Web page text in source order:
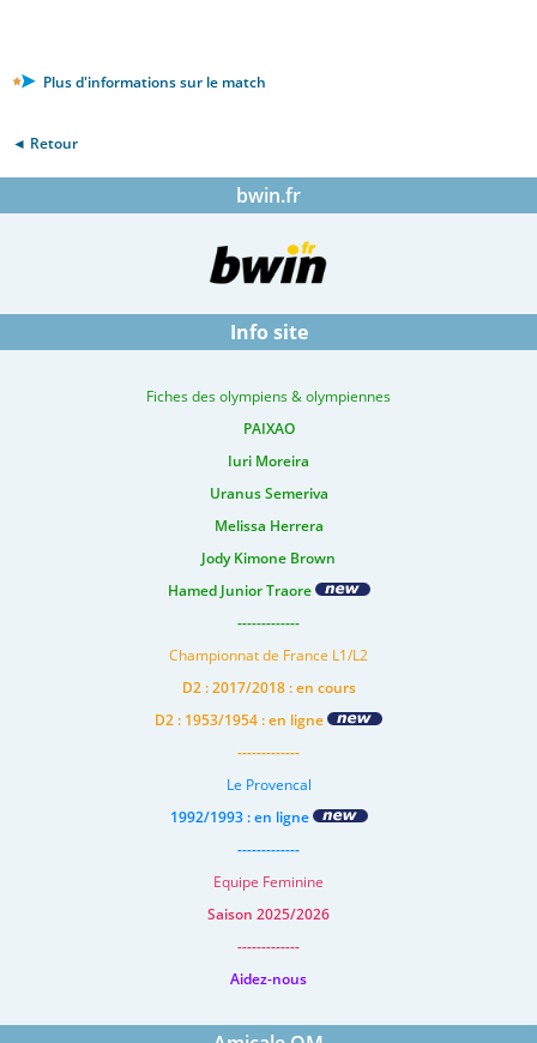
Plus d'informations sur le match
◄ Retour
bwin.fr
Info site
Fiches des olympiens & olympiennes
PAIXAO
Iuri Moreira
Uranus Semeriva
Melissa Herrera
Jody Kimone Brown
Hamed Junior Traore
-------------
Championnat de France L1/L2
D2 : 2017/2018 : en cours
D2 : 1953/1954 : en ligne
-------------
Le Provencal
1992/1993 : en ligne
-------------
Equipe Feminine
Saison 2025/2026
-------------
Aidez-nous